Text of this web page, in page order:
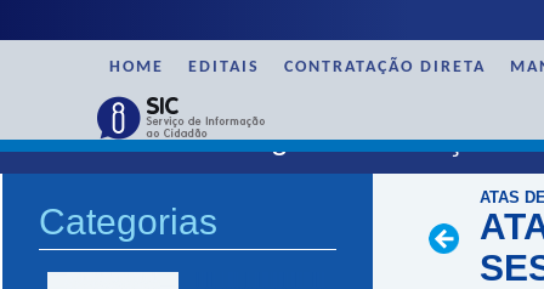
HOME EDITAIS CONTRATAÇÃO DIRETA
SAAG / Ata de Registro de Preço /
Categorias
ATAS